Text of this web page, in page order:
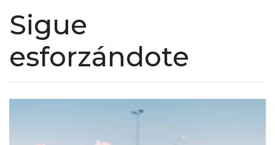
Sigue
esforzándote